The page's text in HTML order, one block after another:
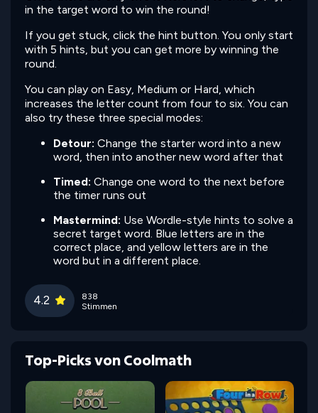
in the target word to win the round!
If you get stuck, click the hint button. You only start
with 5 hints, but you can get more by winning the
round.
You can play on Easy, Medium or Hard, which
increases the letter count from four to six. You can
also try these three special modes:
Detour: Change the starter word into a new
word, then into another new word after that
Timed: Change one word to the next before
the timer runs out
Mastermind: Use Wordle-style hints to solve a
secret target word. Blue letters are in the
correct place, and yellow letters are in the
word but in a different place.
4.2
838
Stimmen
Top-Picks von Coolmath